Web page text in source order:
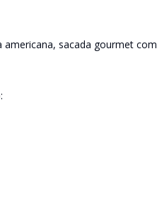
sacada gourmet com